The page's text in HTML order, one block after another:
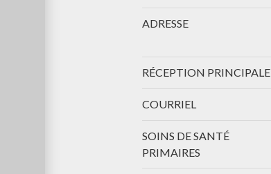
ADRESSE
RÉCEPTION PRINCIPALE
COURRIEL
SOINS DE SANTÉ
PRIMAIRES